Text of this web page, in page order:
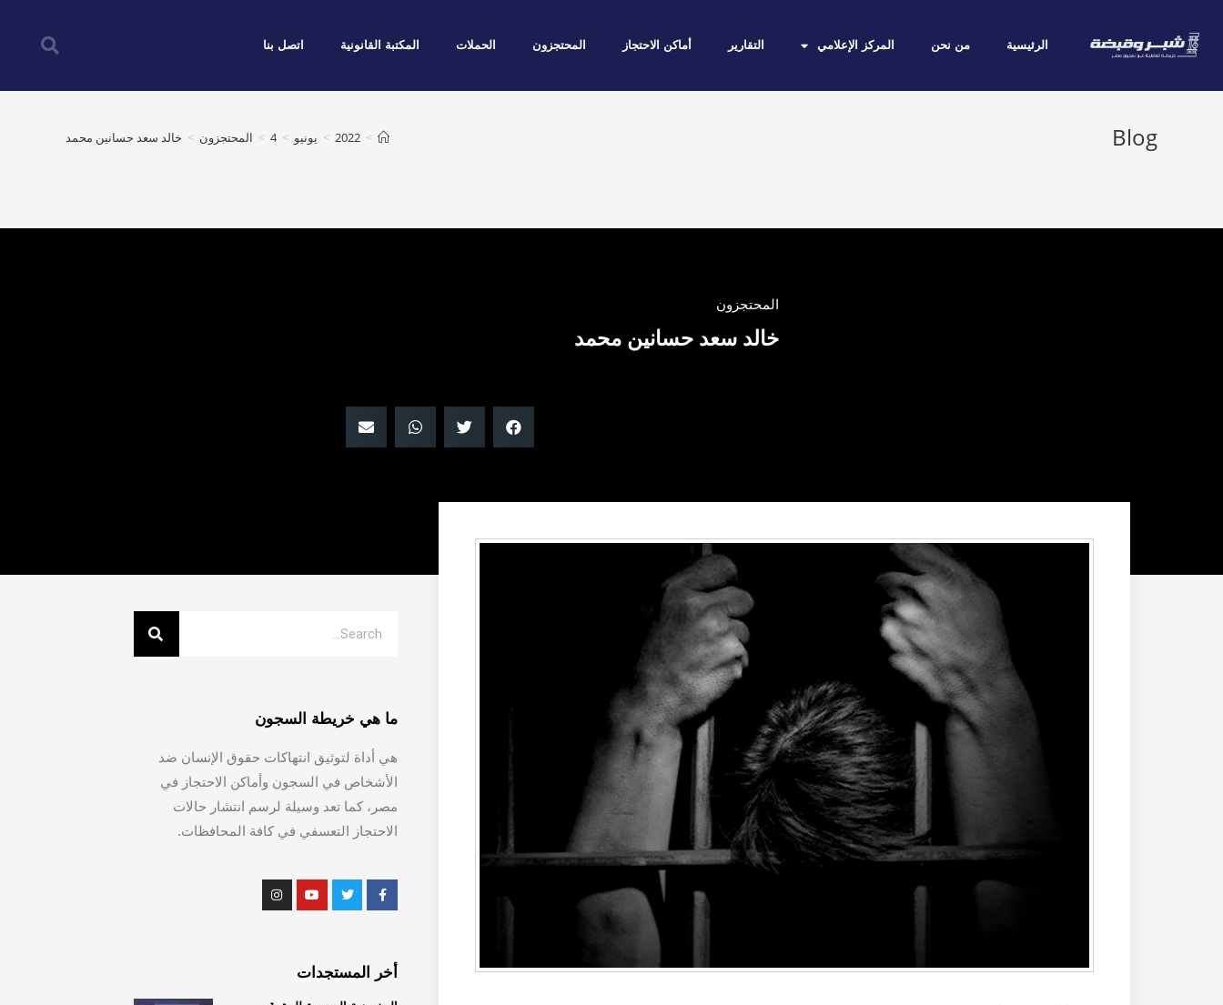
الرئيسية من نحن المركز الإعلامي التقارير أماكن الاحتجاز المحتجزون الحملات المكتبة القانونية اتصل بنا
Blog
>
2022
> يونيو >
4
> المحتجزون > خالد سعد حسانين محمد
المحتجزون
خالد سعد حسانين محمد
ما هي خريطة السجون
هي أداة لتوثيق انتهاكات حقوق الإنسان ضد
الأشخاص في السجون وأماكن الاحتجاز في
مصر، كما تعد وسيلة لرسم انتشار حالات
الاحتجاز التعسفي في كافة المحافظات.
أخر المستجدات